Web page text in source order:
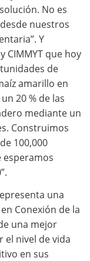
No es
nuestros
Y
CIMMYT que hoy
de
amarillo en
20 % de las
mediante un
Construimos
100,000
esperamos
una
Conexión de la
una mejor
el nivel de vida
en sus